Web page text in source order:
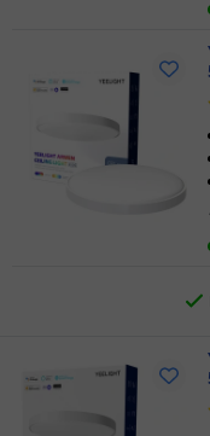
Voor
Voor